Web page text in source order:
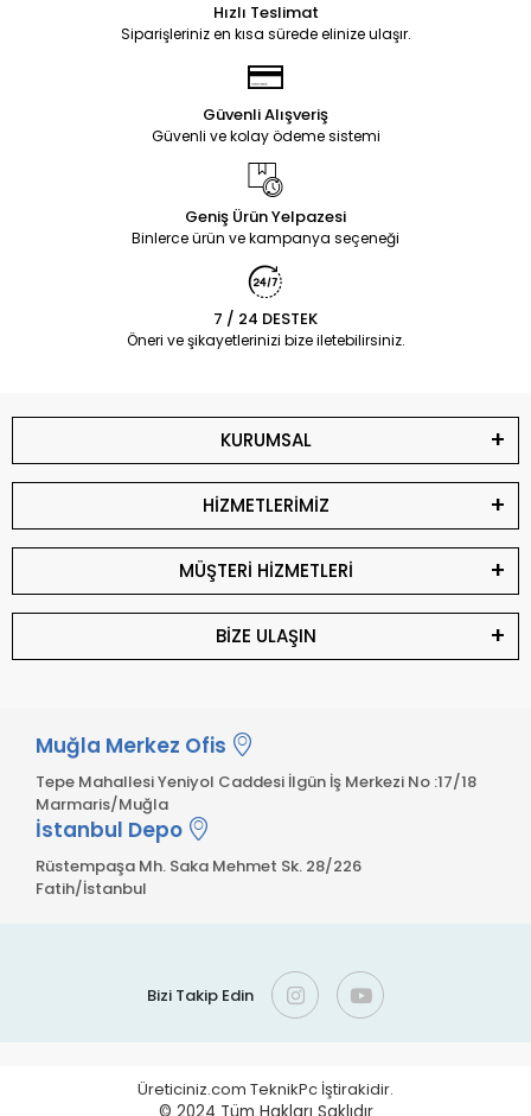
Hızlı Teslimat
Siparişleriniz en kısa sürede elinize ulaşır.
Güvenli Alışveriş
Güvenli ve kolay ödeme sistemi
Geniş Ürün Yelpazesi
Binlerce ürün ve kampanya seçeneği
7 / 24 DESTEK
Öneri ve şikayetlerinizi bize iletebilirsiniz.
KURUMSAL
HİZMETLERİMİZ
MÜŞTERİ HİZMETLERİ
BİZE ULAŞIN
Muğla Merkez Ofis
Tepe Mahallesi Yeniyol Caddesi İlgün İş Merkezi No :17/18
Marmaris/Muğla
İstanbul Depo
Rüstempaşa Mh. Saka Mehmet Sk. 28/226
Fatih/İstanbul
Bizi Takip Edin
Üreticiniz.com TeknikPc İştirakidir.